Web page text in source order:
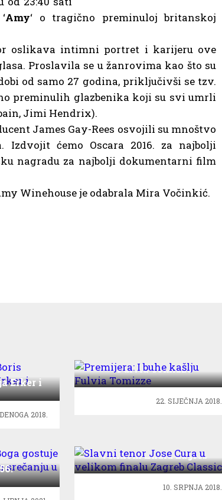
Amy‘ o tragično preminuloj britanskoj
oslikava intimni portret i karijeru ove
Proslavila se u žanrovima kao što su
od samo 27 godina, priključivši se tzv.
preminulih glazbenika koji su svi umrli
Jimi Hendrix).
James Gay-Rees osvojili su mnoštvo
ćemo Oscara 2016. za najbolji
nagradu za najbolji dokumentarni film
Winehouse je odabrala Mira Vočinkić.
Boris
Erker i
2018.
Fulvia Tomizze
22. SIJEČNJA 2018.
Boga
u
velikom finalu Zagreb
Classic
10. SRPNJA 2018.